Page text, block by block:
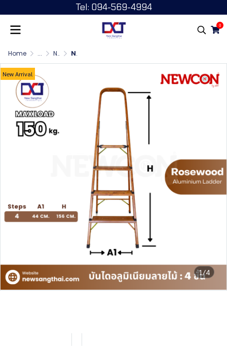
Tel: 094-569-4994
0
Home ... NEWCON Rosewood บันไดอลูมิเนียม ลายไม้ มีมือจับ NEWCON Rosewood บันไดอลูมิเนียม ลายไม้ มีมือจับ 4 ขั้น
1/4
New Arrival